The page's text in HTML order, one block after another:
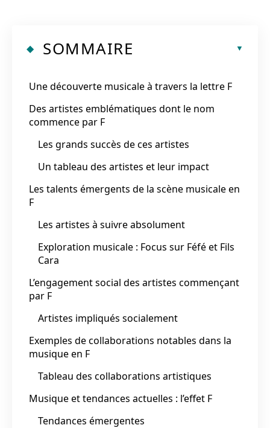
SOMMAIRE
Une découverte musicale à travers la lettre F
Des artistes emblématiques dont le nom
commence par F
Les grands succès de ces artistes
Un tableau des artistes et leur impact
Les talents émergents de la scène musicale en
F
Les artistes à suivre absolument
Exploration musicale : Focus sur Féfé et Fils
Cara
L’engagement social des artistes commençant
par F
Artistes impliqués socialement
Exemples de collaborations notables dans la
musique en F
Tableau des collaborations artistiques
Musique et tendances actuelles : l’effet F
Tendances émergentes